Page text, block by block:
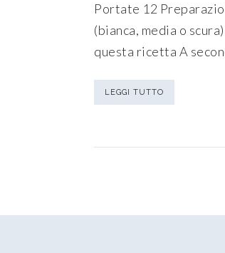
Portate 12
(bianca, media o
questa ricetta A
LEGGI TUTTO